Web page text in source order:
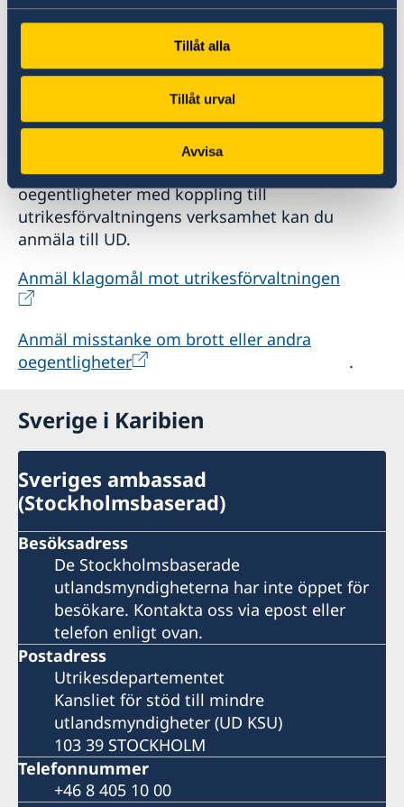
Tillåt alla
Tillåt urval
Avvisa
Anmäl till UD
Har du klagomål eller misstänker brott eller
oegentligheter med koppling till
utrikesförvaltningens verksamhet kan du
anmäla till UD.
Anmäl klagomål mot utrikesförvaltningen
Anmäl misstanke om brott eller andra
oegentligheter
.
Sverige i Karibien
Sveriges ambassad
(Stockholmsbaserad)
Besöksadress
De Stockholmsbaserade
utlandsmyndigheterna har inte öppet för
besökare. Kontakta oss via epost eller
telefon enligt ovan.
Postadress
Utrikesdepartementet
Kansliet för stöd till mindre
utlandsmyndigheter (UD KSU)
103 39 STOCKHOLM
Telefonnummer
+46 8 405 10 00